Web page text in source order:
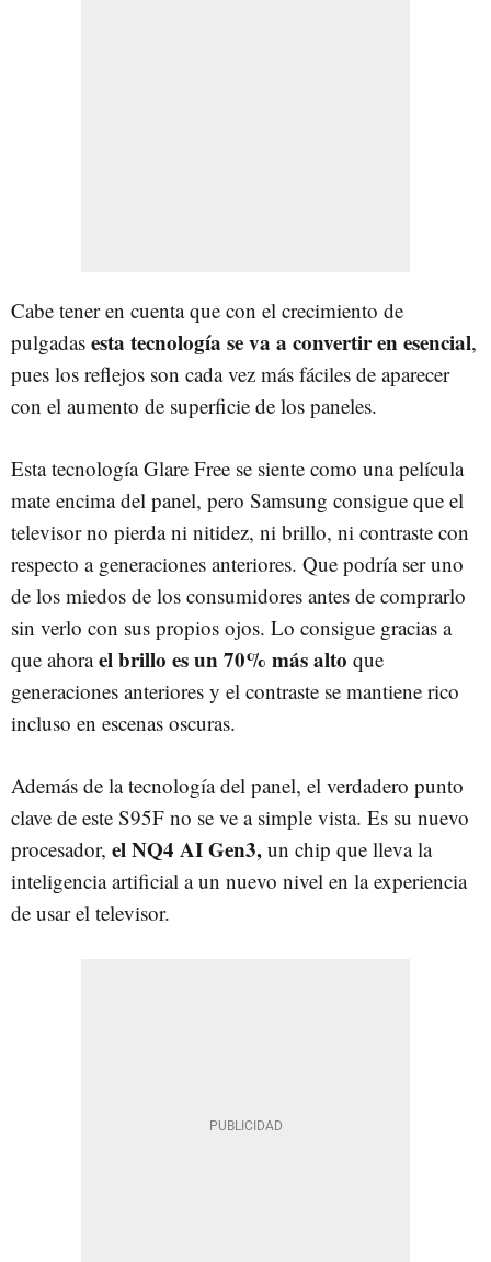
Cabe tener en cuenta que con el crecimiento de
pulgadas esta tecnología se va a convertir en esencial,
pues los reflejos son cada vez más fáciles de aparecer
con el aumento de superficie de los paneles.
Esta tecnología Glare Free se siente como una película
mate encima del panel, pero Samsung consigue que el
televisor no pierda ni nitidez, ni brillo, ni contraste con
respecto a generaciones anteriores. Que podría ser uno
de los miedos de los consumidores antes de comprarlo
sin verlo con sus propios ojos. Lo consigue gracias a
que ahorael brillo es un 70% más alto que
generaciones anteriores y el contraste se mantiene rico
incluso en escenas oscuras.​
Además de la tecnología del panel, el verdadero punto
clave de este S95F no se ve a simple vista. Es su nuevo
procesador, el NQ4 AI Gen3, un chip que lleva la
inteligencia artificial a un nuevo nivel en la experiencia
de usar el televisor.